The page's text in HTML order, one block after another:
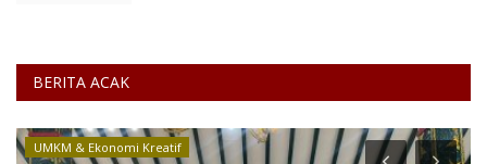
BERITA ACAK
UMKM & Ekonomi Kreatif